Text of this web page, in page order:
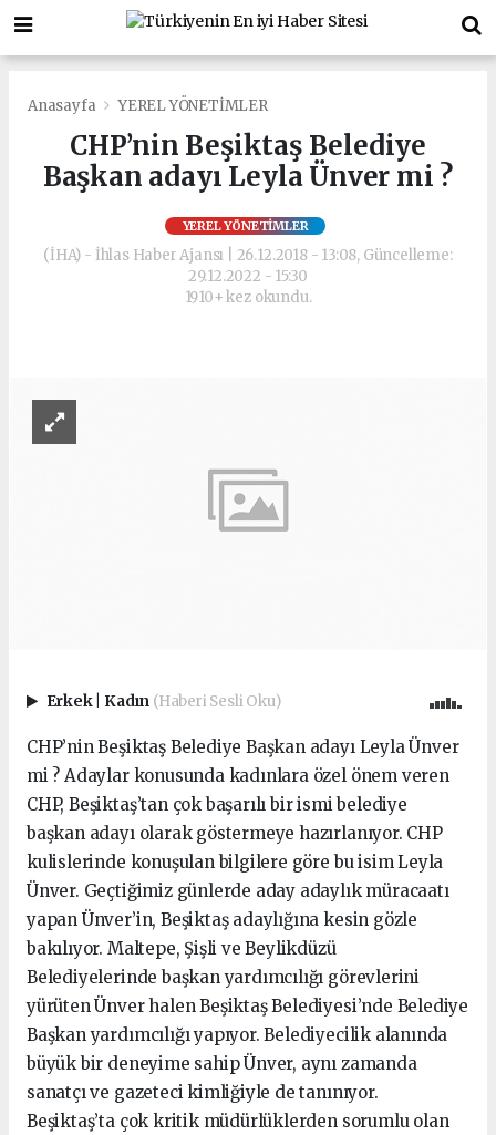
Anasayfa YEREL YÖNETİMLER
CHP’nin Beşiktaş Belediye
Başkan adayı Leyla Ünver mi ?
YEREL YÖNETİMLER
(İHA) - İhlas Haber Ajansı | 26.12.2018 - 13:08, Güncelleme:
29.12.2022 - 15:30
1910+ kez okundu.
Erkek Kadın (Haberi Sesli Oku)
CHP’nin Beşiktaş Belediye Başkan adayı Leyla Ünver
mi ? Adaylar konusunda kadınlara özel önem veren
CHP, Beşiktaş’tan çok başarılı bir ismi belediye
başkan adayı olarak göstermeye hazırlanıyor. CHP
kulislerinde konuşulan bilgilere göre bu isim Leyla
Ünver. Geçtiğimiz günlerde aday adaylık müracaatı
yapan Ünver’in, Beşiktaş adaylığına kesin gözle
bakılıyor. Maltepe, Şişli ve Beylikdüzü
Belediyelerinde başkan yardımcılığı görevlerini
yürüten Ünver halen Beşiktaş Belediyesi’nde Belediye
Başkan yardımcılığı yapıyor. Belediyecilik alanında
büyük bir deneyime sahip Ünver, aynı zamanda
sanatçı ve gazeteci kimliğiyle de tanınıyor.
Beşiktaş’ta çok kritik müdürlüklerden sorumlu olan